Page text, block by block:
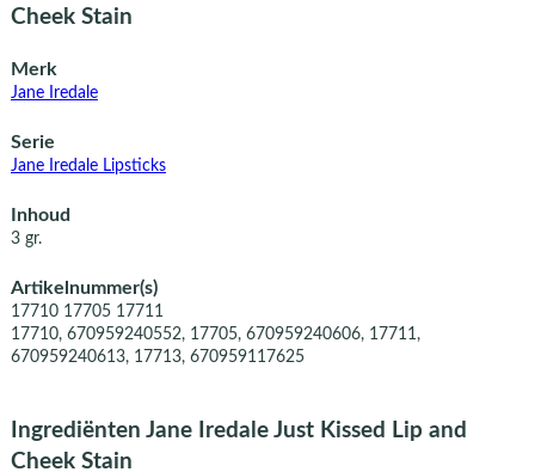
Cheek Stain
Merk
Jane Iredale
Serie
Jane Iredale Lipsticks
Inhoud
3 gr.
Artikelnummer(s)
17710 17705 17711
17710, 670959240552, 17705, 670959240606, 17711,
670959240613, 17713, 670959117625
Ingrediënten Jane Iredale Just Kissed Lip and
Cheek Stain